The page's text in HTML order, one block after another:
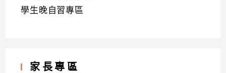
學生晚自習專區
家長專區